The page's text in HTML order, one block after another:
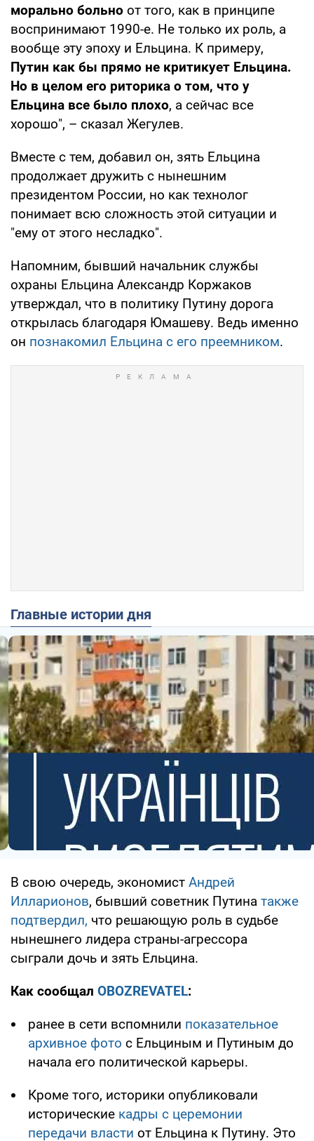
морально больно от того, как в принципе
воспринимают 1990-е. Не только их роль, а
вообще эту эпоху и Ельцина. К примеру,
Путин как бы прямо не критикует Ельцина.
Но в целом его риторика о том, что у
Ельцина все было плохо, а сейчас все
хорошо", – сказал Жегулев.
Вместе с тем, добавил он, зять Ельцина
продолжает дружить с нынешним
президентом России, но как технолог
понимает всю сложность этой ситуации и
"ему от этого несладко".
Напомним, бывший начальник службы
охраны Ельцина Александр Коржаков
утверждал, что в политику Путину дорога
открылась благодаря Юмашеву. Ведь именно
он познакомил Ельцина с его преемником.
Главные истории дня
В свою очередь, экономист Андрей
Илларионов, бывший советник Путина также
подтвердил, что решающую роль в судьбе
нынешнего лидера страны-агрессора
сыграли дочь и зять Ельцина.
Как сообщал OBOZREVATEL:
ранее в сети вспомнили показательное
архивное фото с Ельциным и Путиным до
начала его политической карьеры.
Кроме того, историки опубликовали
исторические кадры с церемонии
передачи власти от Ельцина к Путину. Это